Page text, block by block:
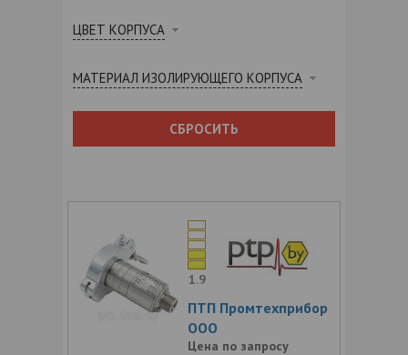
ЦВЕТ КОРПУСА
МАТЕРИАЛ ИЗОЛИРУЮЩЕГО КОРПУСА
СБРОСИТЬ
1.9
ПТП Промтехприбор
ООО
Цена по запросу